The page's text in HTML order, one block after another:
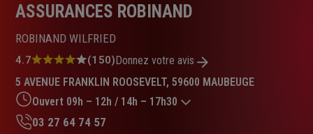
ASSURANCES ROBINAND
ROBINAND WILFRIED
Note
4.7
sur
5
étoiles
4.7 (150)Donnez votre avis
5 AVENUE FRANKLIN ROOSEVELT, 59600 MAUBEUGE
Ouvert 09h – 12h / 14h – 17h30
03 27 64 74 57